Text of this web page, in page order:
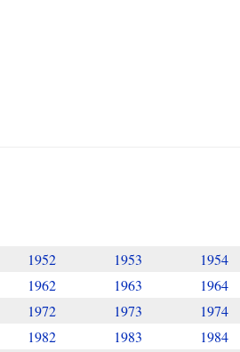
1952 1953
1954
1962 1963
1964
1972 1973
1974
1982 1983
1984